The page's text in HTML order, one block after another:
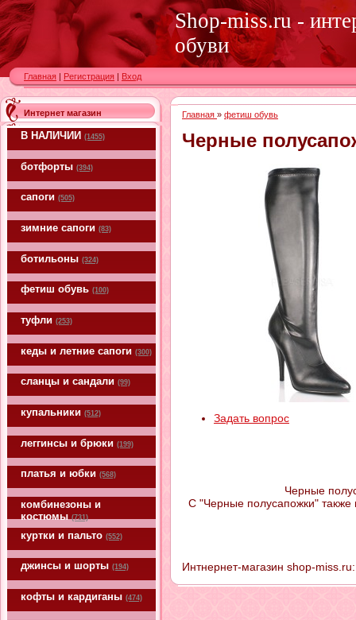
Shop-miss.ru -
обуви
Главная | Регистрация | Вход
Интернет магазин
В НАЛИЧИИ (1455)
ботфорты (394)
сапоги (505)
зимние сапоги (83)
ботильоны (324)
фетиш обувь (100)
туфли (253)
кеды и летние сапоги (300)
сланцы и сандали (99)
купальники (512)
леггинсы и брюки (199)
платья и юбки (568)
комбинезоны и
костюмы (731)
куртки и пальто (552)
джинсы и шорты (194)
кофты и кардиганы (474)
Главная » фетиш обувь
Черные
Задать вопрос
Черные
С "Черные полусапожки" также
Интнернет-магазин shop-